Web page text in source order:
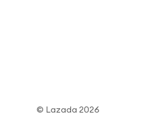
© Lazada 2026